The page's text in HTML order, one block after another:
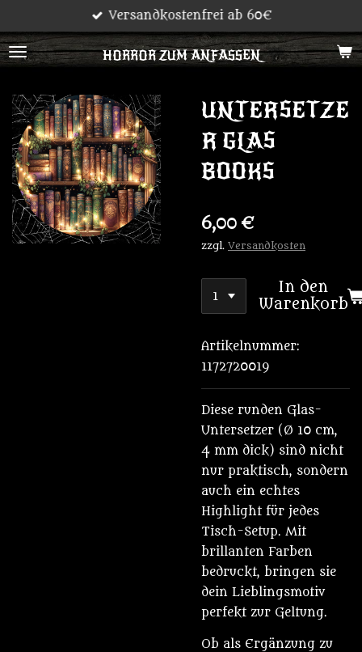
Hauptinhalt
springen
HORROR ZUM ANFASSEN
Versandkostenfrei ab 60€
UNTERSETZE
R GLAS
BOOKS
6,00 €
zzgl. Versandkosten
In den
Warenkorb
Artikelnummer:
1172720019
Diese runden Glas-
Untersetzer (Ø 10 cm,
4 mm dick) sind nicht
nur praktisch, sondern
auch ein echtes
Highlight für jedes
Tisch-Setup. Mit
brillanten Farben
bedruckt, bringen sie
dein Lieblingsmotiv
perfekt zur Geltung.
Ob als Ergänzung zu